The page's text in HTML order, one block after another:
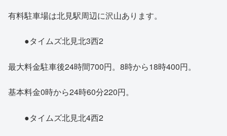
有料駐車場は北見駅周辺に沢山あります。
●タイムズ北見北3西2
最大料金駐車後24時間700円。8時から18時400円。
基本料金0時から24時60分220円。
●タイムズ北見北4西2